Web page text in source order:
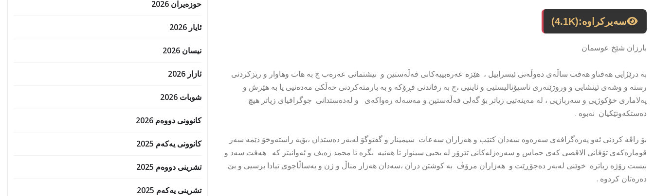
سەیرکراوە:(4.1K)
بارزان شێخ عوسمان
بە درێژایی هەفتاو هەفت ساڵەی دەوڵەتی ئیسراییل ، هێزە عەرەبییەکانی فەڵەستین و نیشتمانی عەرەب چ بە هات وهاوار و ریزکردنی
رستە و وشەی ئینشایی و وروژێنەری ناسیۆنالیستیی و ئاینیی ،چ بە رفاندنی فڕۆکە و بە بارمتەکردنی خەڵکی مەدەنیی یا بە هێرش و
پەلاماری خۆکوژیی و سەربازیی ، لە مەینەتیی زیاتر بۆ گەلی فەڵەستین و مەسەلە رەواکەی و لەدەستدانی جوگرافیای زیاتر هیچ
دەستکەوتێکیان نەبوە .
بۆ راڤە کردنی ئەو پەرەگرافەی سەرەوە سەدان کتێب و هەزاران سەعات سیمینار و گفتوگۆ لەبەر دەستدان ،بۆیە راستەوخۆ دێمە سەر
قومارەکەی تۆفانی الاقصی کەی حماس و سەرەزلەکانی تێرۆر لە یحیی سینوار تا هەنیە بگرە تا محمد زەیف و ئەوانیتر کە هەفت سەد و
بیست رۆژە زیاترە خوێنی لەبەر دەچۆڕێت و هەزاران مرۆڤ بە کوشتن دران ،سەدان هەزار مناڵ و ژن و بەساڵاچوی تیادا برسیی و بێ
دەرەتان کردوە .
حوزه‌یران 2026
ئایار 2026
نیسان 2026
ئازار 2026
شوبات 2026
کانوونی دووەم 2026
کانوونی یەکەم 2025
تشرینی دووەم 2025
تشرینی یەکەم 2025